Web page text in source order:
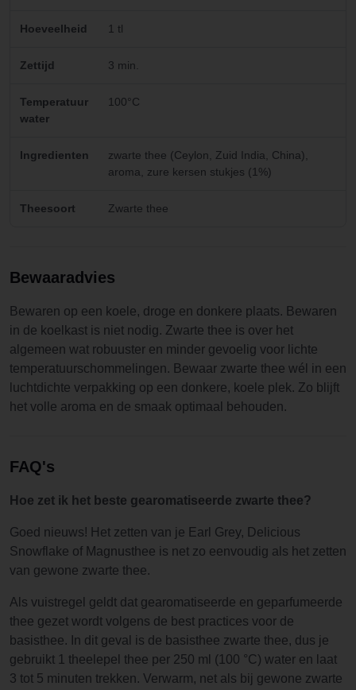
Hoeveelheid 1 tl
Zettijd 3 min.
Temperatuur
water
100°C
Ingredienten
zwarte thee (Ceylon, Zuid India, China),
aroma, zure kersen stukjes (1%)
Theesoort Zwarte thee
Bewaaradvies
Bewaren op een koele, droge en donkere plaats. Bewaren
in de koelkast is niet nodig. Zwarte thee is over het
algemeen wat robuuster en minder gevoelig voor lichte
temperatuurschommelingen. Bewaar zwarte thee wél in een
luchtdichte verpakking op een donkere, koele plek. Zo blijft
het volle aroma en de smaak optimaal behouden.
FAQ's
Hoe zet ik het beste gearomatiseerde zwarte thee?
Goed nieuws! Het zetten van je Earl Grey, Delicious
Snowflake of Magnusthee is net zo eenvoudig als het zetten
van gewone zwarte thee.
Als vuistregel geldt dat gearomatiseerde en geparfumeerde
thee gezet wordt volgens de best practices voor de
basisthee. In dit geval is de basisthee zwarte thee, dus je
gebruikt 1 theelepel thee per 250 ml (100 °C) water en laat
3 tot 5 minuten trekken. Verwarm, net als bij gewone zwarte